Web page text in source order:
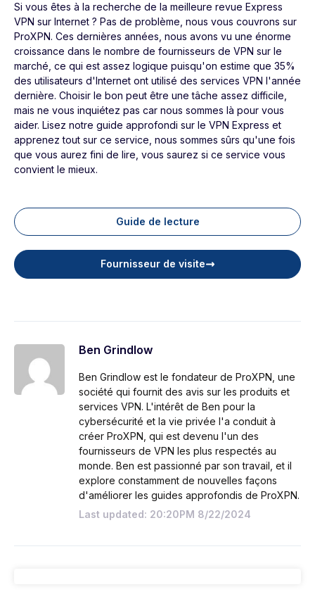
Si vous êtes à la recherche de la meilleure revue Express
VPN sur Internet ? Pas de problème, nous vous couvrons sur
ProXPN. Ces dernières années, nous avons vu une énorme
croissance dans le nombre de fournisseurs de VPN sur le
marché, ce qui est assez logique puisqu'on estime que 35%
des utilisateurs d'Internet ont utilisé des services VPN l'année
dernière. Choisir le bon peut être une tâche assez difficile,
mais ne vous inquiétez pas car nous sommes là pour vous
aider. Lisez notre guide approfondi sur le VPN Express et
apprenez tout sur ce service, nous sommes sûrs qu'une fois
que vous aurez fini de lire, vous saurez si ce service vous
convient le mieux.
Guide de lecture
Fournisseur de visite
Ben Grindlow
Ben Grindlow est le fondateur de ProXPN, une
société qui fournit des avis sur les produits et
services VPN. L'intérêt de Ben pour la
cybersécurité et la vie privée l'a conduit à
créer ProXPN, qui est devenu l'un des
fournisseurs de VPN les plus respectés au
monde. Ben est passionné par son travail, et il
explore constamment de nouvelles façons
d'améliorer les guides approfondis de ProXPN.
Last updated: 20:20PM 8/22/2024